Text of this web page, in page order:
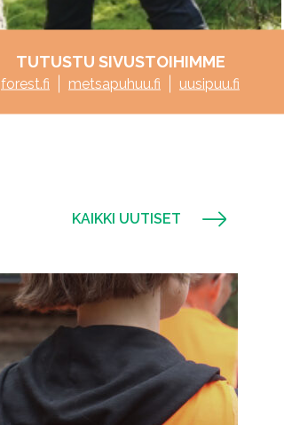
TUTUSTU SIVUSTOIHIMME
forest.fi metsapuhuu.fi uusipuu.fi
KAIKKI UUTISET